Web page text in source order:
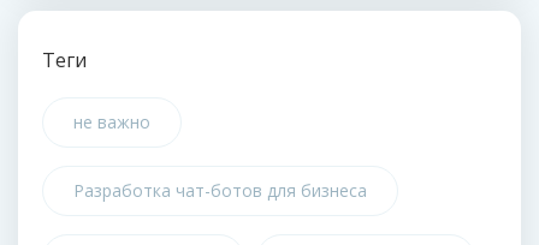
Теги
не важно
Разработка чат-ботов для бизнеса